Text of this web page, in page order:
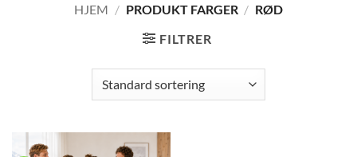
HJEM / PRODUKT FARGER / RØD
FILTRER